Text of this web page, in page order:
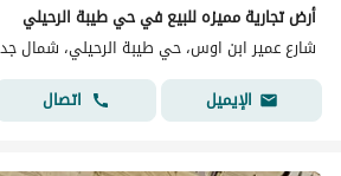
أرض تجارية مميزه للبيع في حي طيبة الرحيلي
شارع عمير ابن اوس، حي طيبة الرحيلي، شمال
الإيميل
اتصال